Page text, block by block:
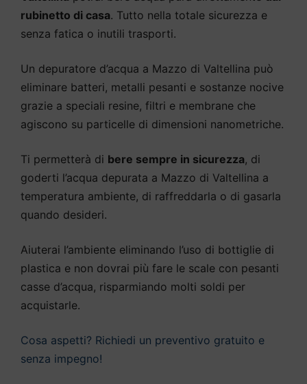
rubinetto di casa. Tutto nella totale sicurezza e
senza fatica o inutili trasporti.
Un depuratore d’acqua a Mazzo di Valtellina può
eliminare batteri, metalli pesanti e sostanze nocive
grazie a speciali resine, filtri e membrane che
agiscono su particelle di dimensioni nanometriche.
Ti permetterà di bere sempre in sicurezza, di
goderti l’acqua depurata a Mazzo di Valtellina a
temperatura ambiente, di raffreddarla o di gasarla
quando desideri.
Aiuterai l’ambiente eliminando l’uso di bottiglie di
plastica e non dovrai più fare le scale con pesanti
casse d’acqua, risparmiando molti soldi per
acquistarle.
Cosa aspetti? Richiedi un preventivo gratuito e
senza impegno!